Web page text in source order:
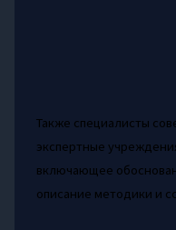
Также специалисты
экспертные
включающее
описание методики и